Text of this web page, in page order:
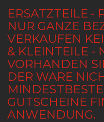
ERSATZTEILE -
NUR GANZE
VERKAUFEN
& KLEINTEILE -
VORHANDEN
DER WARE
GUTSCHEINE
ANWENDUNG.